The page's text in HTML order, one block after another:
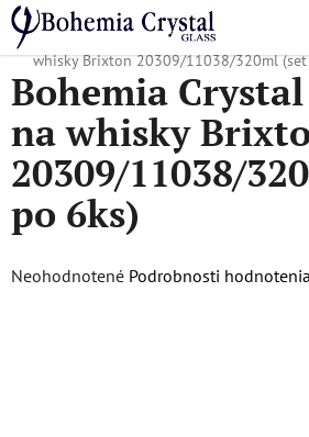
Prejsť
na
obsah
Domov
/ Obľúbené kolekcie / Brixton
whisky Brixton 20309/11038/320ml
Bohemia
na whisky
20309/11038/
po 6ks)
Priemerné
Neohodnotené Podrobnosti hodnotenia